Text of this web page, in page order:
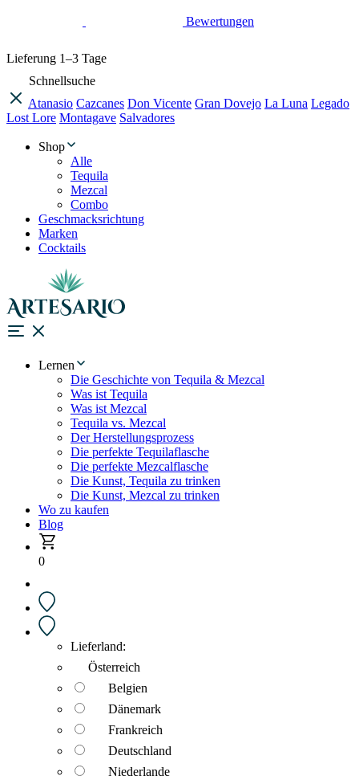
Bewertungen
Lieferung 1–3 Tage
Schnellsuche
Atanasio Cazcanes Don Vicente Gran Dovejo La Luna Legado
Lost Lore Montagave Salvadores
Shop
Alle
Tequila
Mezcal
Combo
Geschmacksrichtung
Marken
Cocktails
Lernen
Die Geschichte von Tequila & Mezcal
Was ist Tequila
Was ist Mezcal
Tequila vs. Mezcal
Der Herstellungsprozess
Die perfekte Tequilaflasche
Die perfekte Mezcalflasche
Die Kunst, Tequila zu trinken
Die Kunst, Mezcal zu trinken
Wo zu kaufen
Blog
0
Lieferland:
Österreich
Belgien
Dänemark
Frankreich
Deutschland
Niederlande